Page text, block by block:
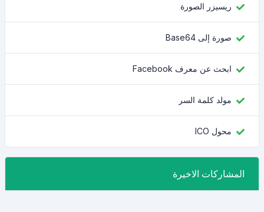
ريسيزر الصورة
صورة إلى Base64
ابحث عن معرف Facebook
مولد كلمة السر
محول ICO
المشاركات الاخيرة